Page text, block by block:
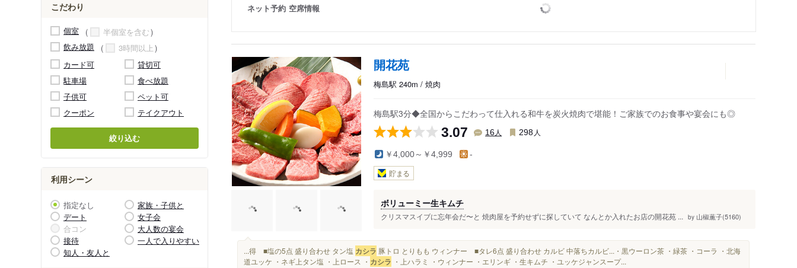
こだわり
個室
半個室を含む
飲み放題
3時間以上
カード可
貸切可
駐車場
食べ放題
子供可
ペット可
クーポン
テイクアウト
絞り込む
利用シーン
指定なし
家族・子供と
デート
女子会
合コン
大人数の宴会
接待
一人で入りやすい
知人・友人と
ネット予約 空席情報
開花苑
梅島駅 240m / 焼肉
梅島駅3分◆全国からこだわって仕入れる和牛を炭火焼肉で堪能！ご家族でのお食事や宴会にも◎
3.07 16人 298 人
￥4,000～￥4,999 -
貯まる
ボリューミー生キムチ
クリスマスイブに忘年会だ〜と 焼肉屋を予約せずに探していて なんとか入れたお店の開花苑 ... by 山椒薫子(5160)
...得 ■塩の5点 盛り合わせ タン塩 カシラ 豚トロ とりもも ウィンナー ■タレ6点 盛り合わせ カルビ 中落ちカルビ...・黒ウーロン茶 ・緑茶 ・コーラ ・北海
道ユッケ ・ネギ上タン塩 ・上ロース ・ カシラ ・上ハラミ ・ウィンナー ・エリンギ ・生キムチ ・ユッケジャンスープ...